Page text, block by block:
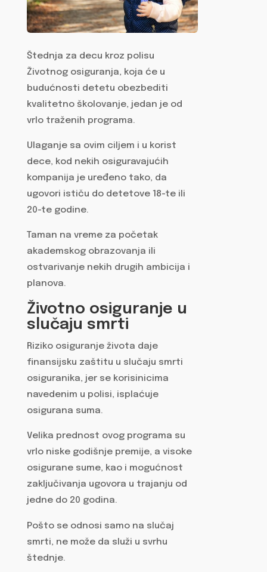
Štednja za decu kroz polisu
Životnog osiguranja, koja će u
budućnosti detetu obezbediti
kvalitetno školovanje, jedan je od
vrlo traženih programa.
Ulaganje sa ovim ciljem i u korist
dece, kod nekih osiguravajućih
kompanija je uređeno tako, da
ugovori ističu do detetove 18-te ili
20-te godine.
Taman na vreme za početak
akademskog obrazovanja ili
ostvarivanje nekih drugih ambicija i
planova.
Životno osiguranje u
slučaju smrti
Riziko osiguranje života daje
finansijsku zaštitu u slučaju smrti
osiguranika, jer se korisinicima
navedenim u polisi, isplaćuje
osigurana suma.
Velika prednost ovog programa su
vrlo niske godišnje premije, a visoke
osigurane sume, kao i mogućnost
zaključivanja ugovora u trajanju od
jedne do 20 godina.
Pošto se odnosi samo na slučaj
smrti, ne može da služi u svrhu
štednje.